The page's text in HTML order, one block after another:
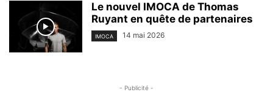
Le nouvel IMOCA de Thomas
Ruyant en quête de partenaires
IMOCA 14 mai 2026
- Publicité -